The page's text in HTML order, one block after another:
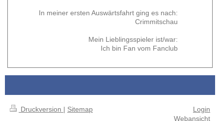
In meiner ersten Auswärtsfahrt ging es nach:
Crimmitschau
Mein Lieblingsspieler ist/war:
Ich bin Fan vom Fanclub
Druckversion | Sitemap
Login
Webansicht